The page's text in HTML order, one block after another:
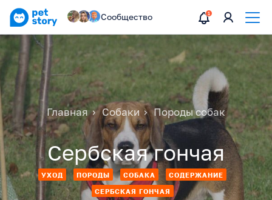
Сообщество
Главная Собаки Породы собак
Сербская гончая
УХОД ПОРОДЫ СОБАКА СОДЕРЖАНИЕ
СЕРБСКАЯ ГОНЧАЯ